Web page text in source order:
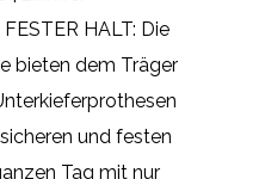
HALT: Die
bieten dem Träger
und festen
Tag mit nur